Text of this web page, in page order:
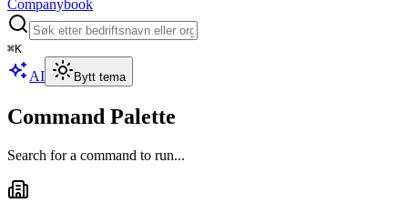
Companybook
⌘K
AI Bytt tema
Command Palette
Search for a command to run...